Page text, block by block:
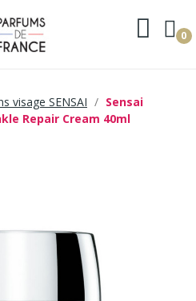
0
visage SENSAI
Sensai
Repair Cream 40ml